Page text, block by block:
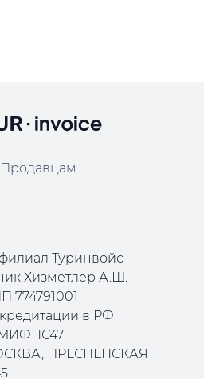
Продавцам
Туринвойс
Хизметлер А.Ш.
774791001
в РФ
МИФНС47
ПРЕСНЕНСКАЯ